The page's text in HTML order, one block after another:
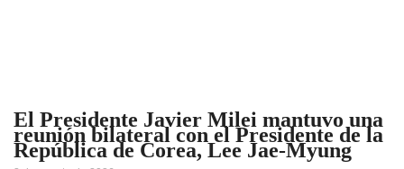
El Presidente Javier Milei mantuvo una
reunión bilateral con el Presidente de la
República de Corea, Lee Jae-Myung